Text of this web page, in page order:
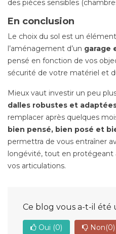
des pièces sensibles
En conclusion
Le choix du sol est un
l’aménagement d’un garage
pensé en fonction de vos
sécurité de votre matériel et
Mieux vaut investir un peu
dalles robustes et
remplacer après quelques
bien pensé, bien posé et
permettra de vous entraîner
longévité, tout en
vos articulations.
Ce blog vous a-t-il été
Oui (0) Non(0)